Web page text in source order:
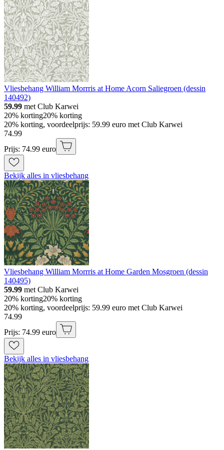
Vliesbehang William Morrris at Home Acorn Saliegroen (dessin
140492)
59.99 met Club Karwei
20% korting20% korting
20% korting, voordeelprijs: 59.99 euro met Club Karwei
74.99
Prijs: 74.99 euro
Bekijk alles in vliesbehang
Vliesbehang William Morrris at Home Garden Mosgroen (dessin
140495)
59.99 met Club Karwei
20% korting20% korting
20% korting, voordeelprijs: 59.99 euro met Club Karwei
74.99
Prijs: 74.99 euro
Bekijk alles in vliesbehang